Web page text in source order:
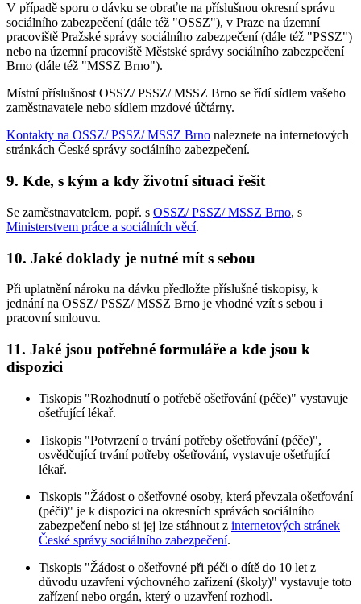
V případě sporu o dávku se obraťte na příslušnou okresní správu
sociálního zabezpečení (dále též "OSSZ"), v Praze na územní
pracoviště Pražské správy sociálního zabezpečení (dále též "PSSZ")
nebo na územní pracoviště Městské správy sociálního zabezpečení
Brno (dále též "MSSZ Brno").
Místní příslušnost OSSZ/ PSSZ/ MSSZ Brno se řídí sídlem vašeho
zaměstnavatele nebo sídlem mzdové účtárny.
Kontakty na OSSZ/ PSSZ/ MSSZ Brno naleznete na internetových
stránkách České správy sociálního zabezpečení.
9. Kde, s kým a kdy životní situaci řešit
Se zaměstnavatelem, popř. s OSSZ/ PSSZ/ MSSZ Brno, s
Ministerstvem práce a sociálních věcí.
10. Jaké doklady je nutné mít s sebou
Při uplatnění nároku na dávku předložte příslušné tiskopisy, k
jednání na OSSZ/ PSSZ/ MSSZ Brno je vhodné vzít s sebou i
pracovní smlouvu.
11. Jaké jsou potřebné formuláře a kde jsou k
dispozici
Tiskopis "Rozhodnutí o potřebě ošetřování (péče)" vystavuje
ošetřující lékař.
Tiskopis "Potvrzení o trvání potřeby ošetřování (péče)",
osvědčující trvání potřeby ošetřování, vystavuje ošetřující
lékař.
Tiskopis "Žádost o ošetřovné osoby, která převzala ošetřování
(péči)" je k dispozici na okresních správách sociálního
zabezpečení nebo si jej lze stáhnout z internetových stránek
České správy sociálního zabezpečení.
Tiskopis "Žádost o ošetřovné při péči o dítě do 10 let z
důvodu uzavření výchovného zařízení (školy)" vystavuje toto
zařízení nebo orgán, který o uzavření rozhodl.